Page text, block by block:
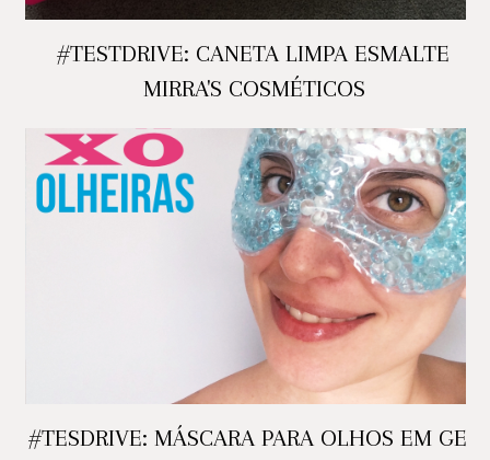
#TESTDRIVE: CANETA LIMPA ESMALTE
MIRRA'S COSMÉTICOS
#TESDRIVE: MÁSCARA PARA OLHOS EM GEL